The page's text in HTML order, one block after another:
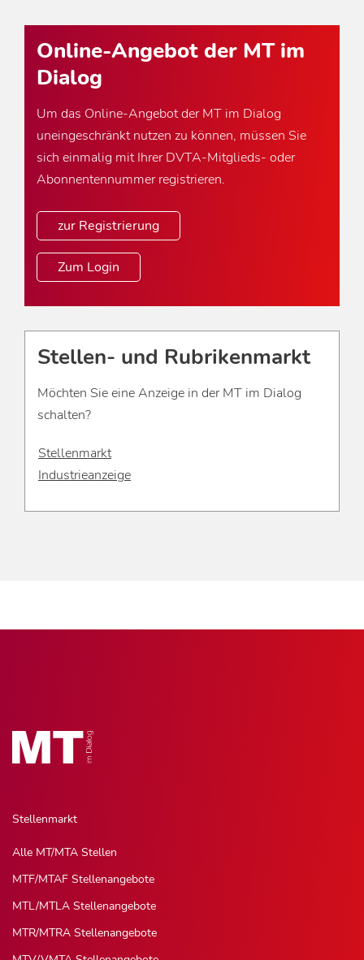
Online-Angebot der MT im
Dialog
Um das Online-Angebot der MT im Dialog
uneingeschränkt nutzen zu können, müssen Sie
sich einmalig mit Ihrer DVTA-Mitglieds- oder
Abonnentennummer registrieren.
zur Registrierung
Zum Login
Stellen- und Rubrikenmarkt
Möchten Sie eine Anzeige in der MT im Dialog
schalten?
Stellenmarkt
Industrieanzeige
Stellenmarkt
Alle MT/MTA Stellen
MTF/MTAF Stellenangebote
MTL/MTLA Stellenangebote
MTR/MTRA Stellenangebote